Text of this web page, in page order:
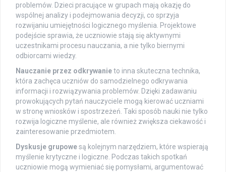
problemów. Dzieci pracujące w grupach mają okazję do
wspólnej analizy i podejmowania decyzji, co sprzyja
rozwijaniu umiejętności logicznego myślenia. Projektowe
podejście sprawia, że uczniowie stają się aktywnymi
uczestnikami procesu nauczania, a nie tylko biernymi
odbiorcami wiedzy.
Nauczanie przez odkrywanieto inna skuteczna technika,
która zachęca uczniów do samodzielnego odkrywania
informacji i rozwiązywania problemów. Dzięki zadawaniu
prowokujących pytań nauczyciele mogą kierować uczniami
w stronę wniosków i spostrzeżeń. Taki sposób nauki nie tylko
rozwija logiczne myślenie, ale również zwiększa ciekawość i
zainteresowanie przedmiotem.
Dyskusje grupowesą kolejnym narzędziem, które wspierają
myślenie krytyczne i logiczne. Podczas takich spotkań
uczniowie mogą wymieniać się pomysłami, argumentować